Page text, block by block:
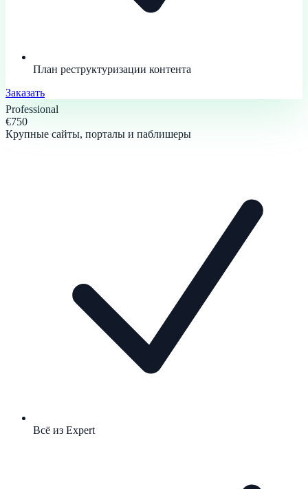
План реструктуризации контента
Заказать
Professional
€750
Крупные сайты, порталы и паблишеры
Всё из Expert